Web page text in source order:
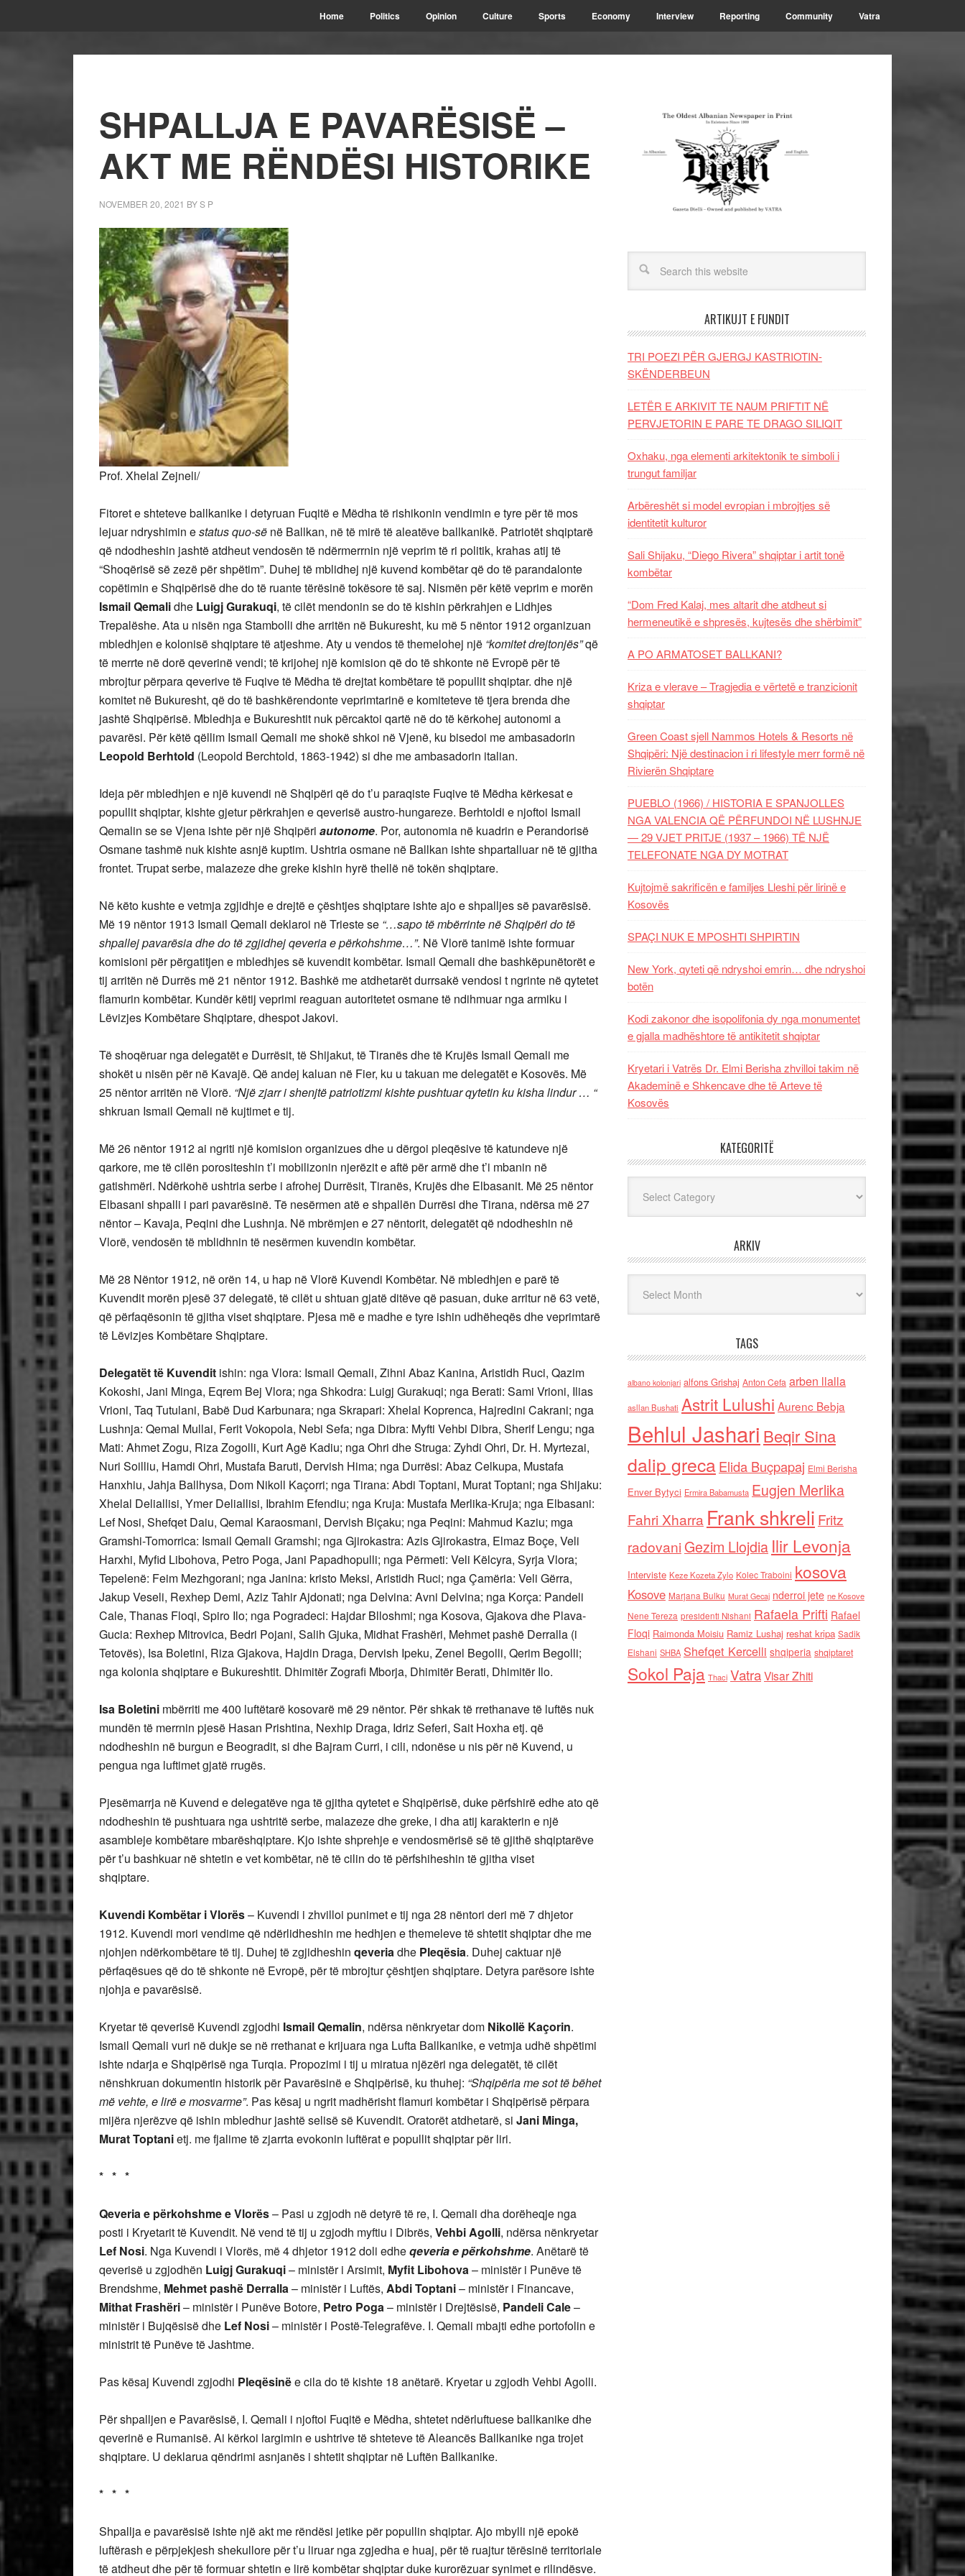
Home Politics Opinion Culture Sports Economy Interview Reporting Community Vatra
SHPALLJA E PAVARËSISË –
AKT ME RËNDËSI HISTORIKE
NOVEMBER 20, 2021 BYS P
Prof. Xhelal Zejneli/
Fitoret e shteteve ballkanike i detyruan Fuqitë e Mëdha të rishikonin vendimin e tyre për të mos
lejuar ndryshimin estatus quo-së në Ballkan, në të mirë të aleatëve ballkanikë. Patriotët shqiptarë
që ndodheshin jashtë atdheut vendosën të ndërmerrnin një veprim të ri politik, krahas atij të
“Shoqërisë së zezë për shpëtim”. Duhej të mblidhej një kuvend kombëtar që do të parandalonte
copëtimin e Shqipërisë dhe do të ruante tërësinë tokësore të saj. Nismën për këtë veprim e morën
Ismail Qemalidhe Luigj Gurakuqi, të cilët mendonin se do të kishin përkrahjen e Lidhjes
Trepalëshe. Ata u nisën nga Stambolli dhe arritën në Bukuresht, ku më 5 nëntor 1912 organizuan
mbledhjen e kolonisë shqiptare të atjeshme. Aty u vendos të themelohej një “komitet drejtonjës”që
të merrte në dorë qeverinë vendi; të krijohej një komision që do të shkonte në Evropë për të
mbrojtur përpara qeverive të Fuqive të Mëdha të drejtat kombëtare të popullit shqiptar. dhe një
komitet në Bukuresht, që do të bashkërendonte veprimtarinë e komiteteve të tjera brenda dhe
jashtë Shqipërisë. Mbledhja e Bukureshtit nuk përcaktoi qartë në do të kërkohej autonomi a
pavarësi. Për këtë qëllim Ismail Qemali me shokë shkoi në Vjenë, ku bisedoi me ambasadorin
Leopold Berhtold (Leopold Berchtold, 1863-1942) si dhe me ambasadorin italian.
Ideja për mbledhjen e një kuvendi në Shqipëri që do t’u paraqiste Fuqive të Mëdha kërkesat e
popullit shqiptar, kishte gjetur përkrahjen e qeverisë austro-hungareze. Berhtoldi e njoftoi Ismail
Qemalin se se Vjena ishte për një Shqipëri autonome. Por, autonomia në kuadrin e Perandorisë
Osmane tashmë nuk kishte asnjë kuptim. Ushtria osmane në Ballkan ishte shpartalluar në të gjitha
frontet. Trupat serbe, malazeze dhe greke kishin hyrë thellë në tokën shqiptare.
Në këto kushte e vetmja zgjidhje e drejtë e çështjes shqiptare ishte ajo e shpalljes së pavarësisë.
Më 19 nëntor 1913 Ismail Qemali deklaroi në Trieste se “…sapo të mbërrinte në Shqipëri do të
shpallej pavarësia dhe do të zgjidhej qeveria e përkohshme…”. Në Vlorë tanimë ishte formuar
komisioni për përgatitjen e mbledhjes së kuvendit kombëtar. Ismail Qemali dhe bashkëpunëtorët e
tij arritën në Durrës më 21 nëntor 1912. Bashkë me atdhetarët durrsakë vendosi t ngrinte në qytetet
flamurin kombëtar. Kundër këtij veprimi reaguan autoritetet osmane të ndihmuar nga armiku i
Lëvizjes Kombëtare Shqiptare, dhespot Jakovi.
Të shoqëruar nga delegatët e Durrësit, të Shijakut, të Tiranës dhe të Krujës Ismail Qemali me
shokët u nisën për në Kavajë. Që andej kaluan në Fier, ku u takuan me delegatët e Kosovës. Më
25 nëntor arritën në Vlorë. “Një zjarr i shenjtë patriotizmi kishte pushtuar qytetin ku kisha lindur … “
shkruan Ismail Qemali në kujtimet e tij.
Më 26 nëntor 1912 ai ngriti një komision organizues dhe u dërgoi pleqësive të katundeve një
qarkore, me të cilën porositeshin t’i mobilizonin njerëzit e aftë për armë dhe t’i mbanin në
gatishmëri. Ndërkohë ushtria serbe i afrohej Durrësit, Tiranës, Krujës dhe Elbasanit. Më 25 nëntor
Elbasani shpalli i pari pavarësinë. Të nesërmen atë e shpallën Durrësi dhe Tirana, ndërsa më 27
nëntor – Kavaja, Peqini dhe Lushnja. Në mbrëmjen e 27 nëntorit, delegatët që ndodheshin në
Vlorë, vendosën të mblidhnin të nesërmen kuvendin kombëtar.
Më 28 Nëntor 1912, në orën 14, u hap në Vlorë Kuvendi Kombëtar. Në mbledhjen e parë të
Kuvendit morën pjesë 37 delegatë, të cilët u shtuan gjatë ditëve që pasuan, duke arritur në 63 vetë,
që përfaqësonin të gjitha viset shqiptare. Pjesa më e madhe e tyre ishin udhëheqës dhe veprimtarë
të Lëvizjes Kombëtare Shqiptare.
Delegatët të Kuvendit ishin: nga Vlora: Ismail Qemali, Zihni Abaz Kanina, Aristidh Ruci, Qazim
Kokoshi, Jani Minga, Eqrem Bej Vlora; nga Shkodra: Luigj Gurakuqi; nga Berati: Sami Vrioni, Ilias
Vrioni, Taq Tutulani, Babë Dud Karbunara; nga Skrapari: Xhelal Koprenca, Hajredini Cakrani; nga
Lushnja: Qemal Mullai, Ferit Vokopola, Nebi Sefa; nga Dibra: Myfti Vehbi Dibra, Sherif Lengu; nga
Mati: Ahmet Zogu, Riza Zogolli, Kurt Agë Kadiu; nga Ohri dhe Struga: Zyhdi Ohri, Dr. H. Myrtezai,
Nuri Soilliu, Hamdi Ohri, Mustafa Baruti, Dervish Hima; nga Durrësi: Abaz Celkupa, Mustafa
Hanxhiu, Jahja Ballhysa, Dom Nikoll Kaçorri; nga Tirana: Abdi Toptani, Murat Toptani; nga Shijaku:
Xhelal Deliallisi, Ymer Deliallisi, Ibrahim Efendiu; nga Kruja: Mustafa Merlika-Kruja; nga Elbasani:
Lef Nosi, Shefqet Daiu, Qemal Karaosmani, Dervish Biçaku; nga Peqini: Mahmud Kaziu; mga
Gramshi-Tomorrica: Ismail Qemali Gramshi; nga Gjirokastra: Azis Gjirokastra, Elmaz Boçe, Veli
Harxhi, Myfid Libohova, Petro Poga, Jani Papadhopulli; nga Përmeti: Veli Këlcyra, Syrja Vlora;
Tepelenë: Feim Mezhgorani; nga Janina: kristo Meksi, Aristidh Ruci; nga Çamëria: Veli Gërra,
Jakup Veseli, Rexhep Demi, Aziz Tahir Ajdonati; nga Delvina: Avni Delvina; nga Korça: Pandeli
Cale, Thanas Floqi, Spiro Ilo; nga Pogradeci: Hajdar Blloshmi; nga Kosova, Gjakova dhe Plava-
Gucia: Rexhep Mitrovica, Bedri Pojani, Salih Gjuka, Midhat Frashëri, Mehmet pashë Derralla (i
Tetovës), Isa Boletini, Riza Gjakova, Hajdin Draga, Dervish Ipeku, Zenel Begolli, Qerim Begolli;
nga kolonia shqiptare e Bukureshtit. Dhimitër Zografi Mborja, Dhimitër Berati, Dhimitër Ilo.
Isa Boletini mbërriti me 400 luftëtarë kosovarë më 29 nëntor. Për shkak të rrethanave të luftës nuk
mundën të merrnin pjesë Hasan Prishtina, Nexhip Draga, Idriz Seferi, Sait Hoxha etj. që
ndodheshin në burgun e Beogradit, si dhe Bajram Curri, i cili, ndonëse u nis për në Kuvend, u
pengua nga luftimet gjatë rrugës.
Pjesëmarrja në Kuvend e delegatëve nga të gjitha qytetet e Shqipërisë, duke përfshirë edhe ato që
ndodheshin të pushtuara nga ushtritë serbe, malazeze dhe greke, i dha atij karakterin e një
asambleje kombëtare mbarëshqiptare. Kjo ishte shprehje e vendosmërisë së të gjithë shqiptarëve
për t’u bashkuar në shtetin e vet kombëtar, në të cilin do të përfshiheshin të gjitha viset
shqiptare.
Kuvendi Kombëtar i Vlorës– Kuvendi i zhvilloi punimet e tij nga 28 nëntori deri më 7 dhjetor
1912. Kuvendi mori vendime që ndërlidheshin me hedhjen e themeleve të shtetit shqiptar dhe me
njohjen ndërkombëtare të tij. Duhej të zgjidheshin qeveriadhe Pleqësia. Duhej caktuar një
përfaqësues që do të shkonte në Evropë, për të mbrojtur çështjen shqiptare. Detyra parësore ishte
njohja e pavarësisë.
Kryetar të qeverisë Kuvendi zgjodhi Ismail Qemalin, ndërsa nënkryetar dom Nikollë Kaçorin.
Ismail Qemali vuri në dukje se në rrethanat e krijuara nga Lufta Ballkanike, e vetmja udhë shpëtimi
ishte ndarja e Shqipërisë nga Turqia. Propozimi i tij u miratua njëzëri nga delegatët, të cilët
nënshkruan dokumentin historik për Pavarësinë e Shqipërisë, ku thuhej: “Shqipëria me sot të bëhet
më vehte, e lirë e mosvarme”. Pas kësaj u ngrit madhërisht flamuri kombëtar i Shqipërisë përpara
mijëra njerëzve që ishin mbledhur jashtë selisë së Kuvendit. Oratorët atdhetarë, si Jani Minga,
Murat Toptanietj. me fjalime të zjarrta evokonin luftërat e popullit shqiptar për liri.
* * *
Qeveria e përkohshme e Vlorës– Pasi u zgjodh në detyrë të re, I. Qemali dha dorëheqje nga
posti i Kryetarit të Kuvendit. Në vend të tij u zgjodh myftiu i Dibrës, Vehbi Agolli, ndërsa nënkryetar
Lef Nosi. Nga Kuvendi i Vlorës, më 4 dhjetor 1912 doli edheqeveria e përkohshme. Anëtarë të
qeverisë u zgjodhën Luigj Gurakuqi– ministër i Arsimit, Myfit Libohova– ministër i Punëve të
Brendshme, Mehmet pashë Derralla– ministër i Luftës, Abdi Toptani– ministër i Financave,
Mithat Frashëri– ministër i Punëve Botore, Petro Poga– ministër i Drejtësisë, Pandeli Cale–
ministër i Bujqësisë dhe Lef Nosi– ministër i Postë-Telegrafëve. I. Qemali mbajti edhe portofolin e
ministrit të Punëve të Jashtme.
Pas kësaj Kuvendi zgjodhi Pleqësinëe cila do të kishte 18 anëtarë. Kryetar u zgjodh Vehbi Agolli.
Për shpalljen e Pavarësisë, I. Qemali i njoftoi Fuqitë e Mëdha, shtetet ndërluftuese ballkanike dhe
qeverinë e Rumanisë. Ai kërkoi largimin e ushtrive të shteteve të Aleancës Ballkanike nga trojet
shqiptare. U deklarua qëndrimi asnjanës i shtetit shqiptar në Luftën Ballkanike.
* * *
Shpallja e pavarësisë ishte një akt me rëndësi jetike për popullin shqiptar. Ajo mbylli një epokë
luftërash e përpjekjesh shekullore për t’u liruar nga zgjedha e huaj, për të ruajtur tërësinë territoriale
të atdheut dhe për të formuar shtetin e lirë kombëtar shqiptar duke kurorëzuar synimet e rilindësve.
ARTIKUJT E FUNDIT
TRI POEZI PËR GJERGJ KASTRIOTIN-
SKËNDERBEUN
LETËR E ARKIVIT TE NAUM PRIFTIT NË
PERVJETORIN E PARE TE DRAGO SILIQIT
Oxhaku, nga elementi arkitektonik te simboli i
trungut familjar
Arbëreshët si model evropian i mbrojtjes së
identitetit kulturor
Sali Shijaku, “Diego Rivera” shqiptar i artit tonë
kombëtar
“Dom Fred Kalaj, mes altarit dhe atdheut si
hermeneutikë e shpresës, kujtesës dhe shërbimit”
A PO ARMATOSET BALLKANI?
Kriza e vlerave – Tragjedia e vërtetë e tranzicionit
shqiptar
Green Coast sjell Nammos Hotels & Resorts në
Shqipëri: Një destinacion i ri lifestyle merr formë në
Rivierën Shqiptare
PUEBLO (1966) / HISTORIA E SPANJOLLES
NGA VALENCIA QË PËRFUNDOI NË LUSHNJE
— 29 VJET PRITJE (1937 – 1966) TË NJË
TELEFONATE NGA DY MOTRAT
Kujtojmë sakrificën e familjes Lleshi për lirinë e
Kosovës
SPAÇI NUK E MPOSHTI SHPIRTIN
New York, qyteti që ndryshoi emrin… dhe ndryshoi
botën
Kodi zakonor dhe isopolifonia dy nga monumentet
e gjalla madhështore të antikitetit shqiptar
Kryetari i Vatrës Dr. Elmi Berisha zhvilloi takim në
Akademinë e Shkencave dhe të Arteve të
Kosovës
KATEGORITË
ARKIV
TAGS
albano kolonjari alfons Grishaj Anton Cefa arben llalla
asllan Bushati Astrit Lulushi Aurenc Bebja
Behlul Jashari Beqir Sina
dalip grecaElida Buçpapaj Elmi Berisha
Enver Bytyci Ermira Babamusta Eugjen Merlika
Fahri Xharra Frank shkreli Fritz
radovaniGezim Llojdia Ilir Levonja
Interviste Keze Kozeta Zylo Kolec Traboini kosova
Kosove Marjana Bulku Murat Gecaj nderroi jete ne Kosove
Nene Tereza presidenti Nishani Rafaela Prifti Rafael
Floqi Raimonda Moisiu Ramiz Lushaj reshat kripa Sadik
Elshani SHBA Shefqet Kercelli shqiperia shqiptaret
Sokol Paja Thaci VatraVisar Zhiti